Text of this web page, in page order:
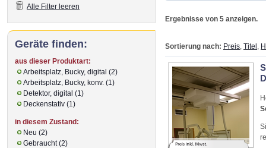
Ergebnisse von 5 anzeigen.
Sortierung nach: Preis Titel
Alle Filter leeren
Geräte finden:
aus dieser Produktart:
Arbeitsplatz, Bucky, digital (2)
Arbeitsplatz, Bucky, konv. (1)
Detektor, digital (1)
Deckenstativ (1)
in diesem Zustand:
Neu (2)
Gebraucht (2)